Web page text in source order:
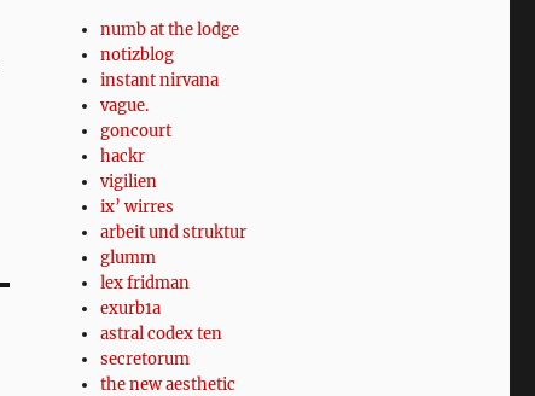
numb at the lodge
notizblog
instant nirvana
vague.
goncourt
hackr
vigilien
ix’ wirres
arbeit und struktur
glumm
lex fridman
exurb1a
astral codex ten
secretorum
the new aesthetic